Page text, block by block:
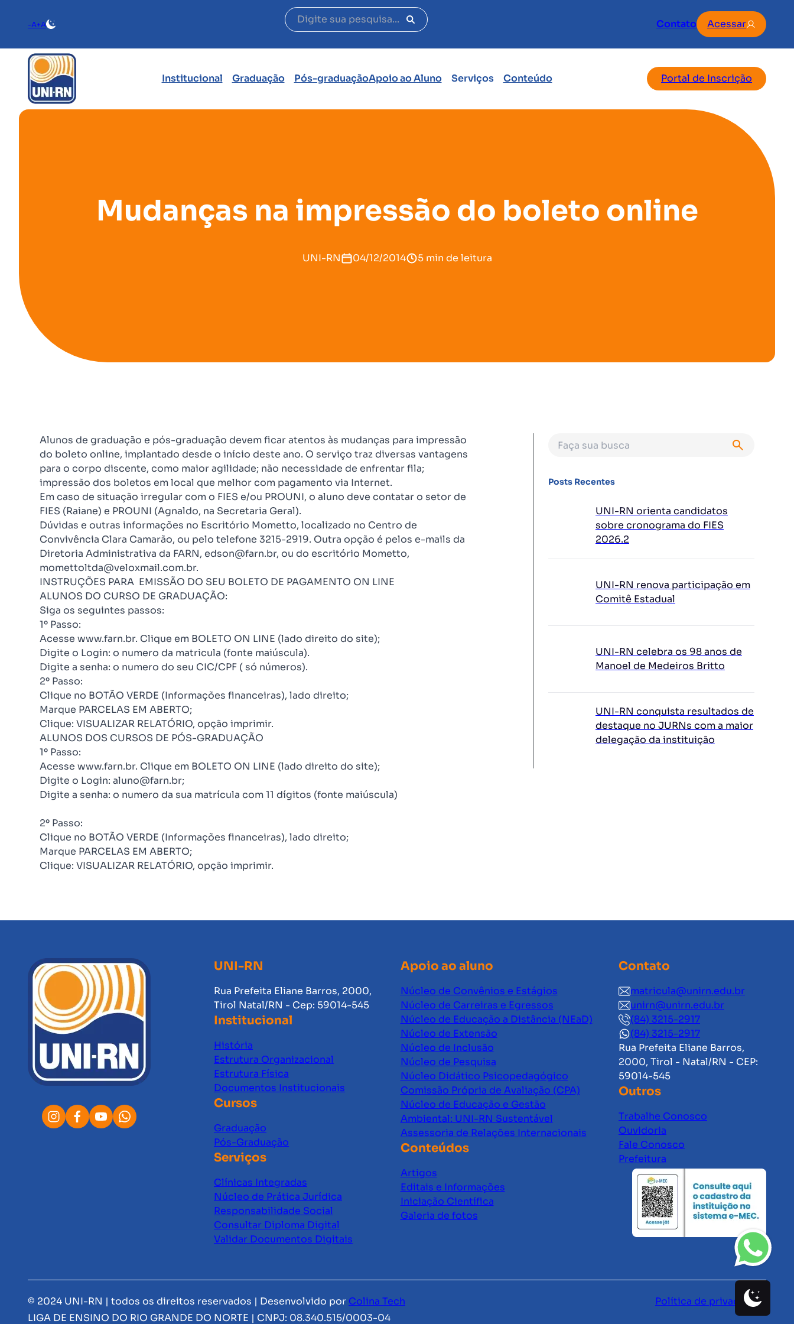
-A+A Contato Acessar
Institucional Graduação Pós-graduaçãoApoio ao Aluno Serviços Conteúdo Portal de Inscrição
Mudanças na impressão do boleto online
UNI-RN 04/12/2014 5 min de leitura
Alunos de graduação e pós-graduação devem ficar atentos às mudanças para impressão
do boleto online, implantado desde o início deste ano. O serviço traz diversas vantagens
para o corpo discente, como maior agilidade; não necessidade de enfrentar fila;
impressão dos boletos em local que melhor com pagamento via Internet.
Em caso de situação irregular com o FIES e/ou PROUNI, o aluno deve contatar o setor de
FIES (Raiane) e PROUNI (Agnaldo, na Secretaria Geral).
Dúvidas e outras informações no Escritório Mometto, localizado no Centro de
Convivência Clara Camarão, ou pelo telefone 3215-2919. Outra opção é pelos e-mails da
Diretoria Administrativa da FARN, edson@farn.br, ou do escritório Mometto,
momettoltda@veloxmail.com.br.
INSTRUÇÕES PARA EMISSÃO DO SEU BOLETO DE PAGAMENTO ON LINE
ALUNOS DO CURSO DE GRADUAÇÃO:
Siga os seguintes passos:
1º Passo:
Acesse www.farn.br. Clique em BOLETO ON LINE (lado direito do site);
Digite o Login: o numero da matricula (fonte maiúscula).
Digite a senha: o numero do seu CIC/CPF ( só números).
2º Passo:
Clique no BOTÃO VERDE (Informações financeiras), lado direito;
Marque PARCELAS EM ABERTO;
Clique: VISUALIZAR RELATÓRIO, opção imprimir.
ALUNOS DOS CURSOS DE PÓS-GRADUAÇÃO
1º Passo:
Acesse www.farn.br. Clique em BOLETO ON LINE (lado direito do site);
Digite o Login: aluno@farn.br;
Digite a senha: o numero da sua matrícula com 11 dígitos (fonte maiúscula)
2º Passo:
Clique no BOTÃO VERDE (Informações financeiras), lado direito;
Marque PARCELAS EM ABERTO;
Clique: VISUALIZAR RELATÓRIO, opção imprimir.
Posts Recentes
UNI-RN orienta candidatos
sobre cronograma do FIES
2026.2
UNI-RN renova participação em
Comitê Estadual
UNI-RN celebra os 98 anos de
Manoel de Medeiros Britto
UNI-RN conquista resultados de
destaque no JURNs com a maior
delegação da instituição
UNI-RN
Rua Prefeita Eliane Barros, 2000,
Tirol Natal/RN - Cep: 59014-545
Institucional
História
Estrutura Organizacional
Estrutura Física
Documentos Institucionais
Cursos
Graduação
Pós-Graduação
Serviços
Clínicas Integradas
Núcleo de Prática Jurídica
Responsabilidade Social
Consultar Diploma Digital
Validar Documentos Digitais
Apoio ao aluno
Núcleo de Convênios e Estágios
Núcleo de Carreiras e Egressos
Núcleo de Educação a Distância (NEaD)
Núcleo de Extensão
Núcleo de Inclusão
Núcleo de Pesquisa
Núcleo Didático Psicopedagógico
Comissão Própria de Avaliação (CPA)
Núcleo de Educação e Gestão
Ambiental: UNI-RN Sustentável
Assessoria de Relações Internacionais
Conteúdos
Artigos
Editais e Informações
Iniciação Científica
Galeria de fotos
Contato
matricula@unirn.edu.br
unirn@unirn.edu.br
(84) 3215-2917
(84) 3215-2917
Rua Prefeita Eliane Barros,
2000, Tirol - Natal/RN - CEP:
59014-545
Outros
Trabalhe Conosco
Ouvidoria
Fale Conosco
Prefeitura
© 2024 UNI-RN | todos os direitos reservados | Desenvolvido por Colina Tech
Política de privacidade
LIGA DE ENSINO DO RIO GRANDE DO NORTE | CNPJ: 08.340.515/0003-04